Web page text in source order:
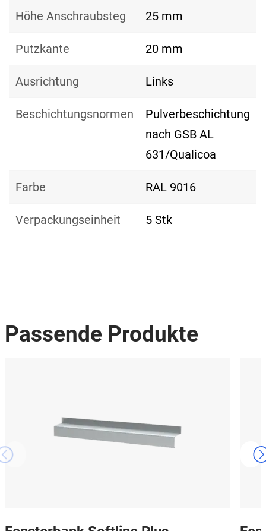
Höhe Anschraubsteg 25 mm
Putzkante 20 mm
Ausrichtung Links
Beschichtungsnormen
Pulverbeschichtung
nach GSB AL
631/Qualicoa
Farbe RAL 9016
Verpackungseinheit 5 Stk
Passende Produkte